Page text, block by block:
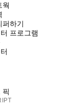
웍
퍼하기
프로그램
픽